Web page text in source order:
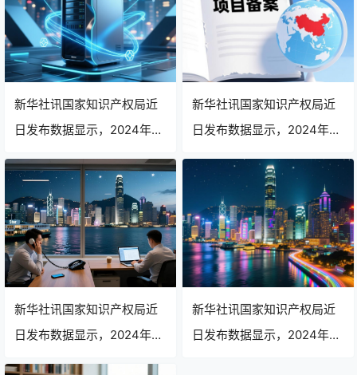
反映出我国企业品牌意识持
续增强，市场活力进一步释
放。
意识持续增强。
新华社讯国家知识产权局近
日发布数据显示，2024年上
比增长12.3%，达到152万
件，创历史新高。这一数据
反映出我国企业品牌意识持
续增强，市场活力进一步释
放。
新华社讯国家知识产权局近
日发布数据显示，2024年上
比增长12.3%，达到152万
件，创历史新高。这一数据
反映出我国企业品牌意识持
续增强，市场活力进一步释
放。
新华社讯国家知识产权局近
日发布数据显示，2024年上
新华社讯国家知识产权局近
日发布数据显示，2024年上